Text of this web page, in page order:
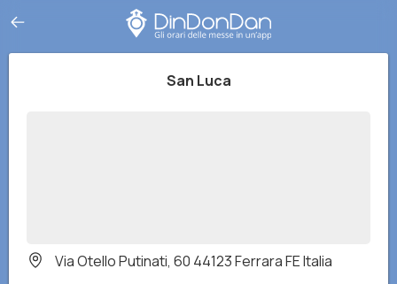
San Luca
Via Otello Putinati, 60 44123 Ferrara FE Italia